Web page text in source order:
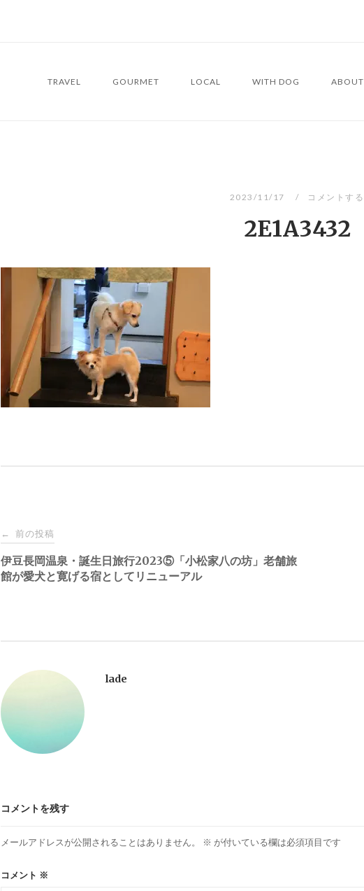
TRAVEL GOURMET LOCAL WITH DOG ABOUT
2023/11/17 コメントする
2E1A3432
投
稿
ゲ
ー
シ
ン
← 前の投稿
伊豆長岡温泉・誕生日旅行2023⑤「小松家八の坊」老舗旅
館が愛犬と寛げる宿としてリニューアル
lade
コメントを残す
メールアドレスが公開されることはありません。 ※ が付いている欄は必須項目です
コメント ※